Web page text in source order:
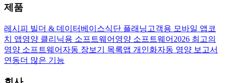
제품
레시피 빌더 & 데이터베이스식단 플래닝 고객용 모바일 앱 코
치 앱영양 클리닉용 소프트웨어 영양 소프트웨어 2026 최고의
영양 소프트웨어 자동 장보기 목록앱 개인화자동 영양 보고서
연동더 많은 기능